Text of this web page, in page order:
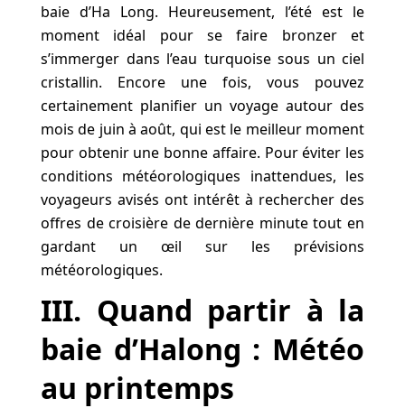
baie d’Ha Long. Heureusement, l’été est le
moment idéal pour se faire bronzer et
s’immerger dans l’eau turquoise sous un ciel
cristallin. Encore une fois, vous pouvez
certainement planifier un voyage autour des
mois de juin à août, qui est le meilleur moment
pour obtenir une bonne affaire. Pour éviter les
conditions météorologiques inattendues, les
voyageurs avisés ont intérêt à rechercher des
offres de croisière de dernière minute tout en
gardant un œil sur les prévisions
météorologiques.
III. Quand partir à la
baie d’Halong : Météo
au printemps